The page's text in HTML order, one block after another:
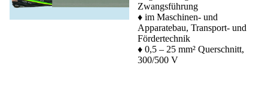
Zwangsführung
♦ im Maschinen- und
Apparatebau, Transport- und
Fördertechnik
♦ 0,5 – 25 mm² Querschnitt,
300/500 V